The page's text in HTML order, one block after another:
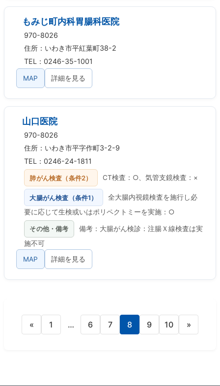
もみじ町内科胃腸科医院
970-8026
住所：いわき市平紅葉町38-2
TEL：0246-35-1001
MAP 詳細を見る
山口医院
970-8026
住所：いわき市平字作町3-2-9
TEL：0246-24-1811
肺がん検査（条件2） CT検査：○、気管支鏡検査：×
大腸がん検査（条件1）
全大腸内視鏡検査を施行し必
要に応じて生検或いはポリペクトミーを実施：○
その他・備考
備考：大腸がん検診：注腸Ｘ線検査は実
施不可
MAP 詳細を見る
« 1 … 6 7 8 9 10 »